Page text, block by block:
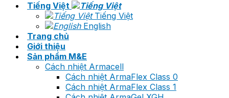
Tiếng Việt
Tiếng Việt
English
Trang chủ
Giới thiệu
Sản phẩm M&E
Cách nhiệt Armacell
Cách nhiệt ArmaFlex Class 0
Cách nhiệt ArmaFlex Class 1